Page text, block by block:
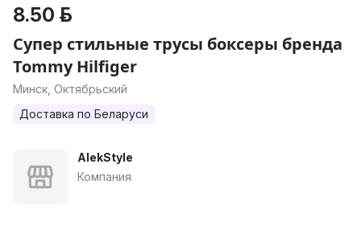
8.50 р.
Супер стильные трусы боксеры бренда
Tommy Hilfiger
Минск, Октябрьский
Доставка по Беларуси
AlekStyle
Компания